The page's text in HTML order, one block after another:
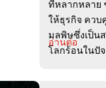
ที่หลากหลาย
ให้ธุรกิจ คว
มลพิษซึ่งเป็น
โลกร้อนในปั
อ่านต่อ